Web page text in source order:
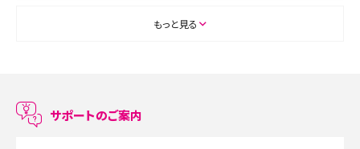
ASMRとは？初心者向けの代表ジャンルや楽しみ方を解説
LINEで友だちを削除する方法は？方法ごとの影響や復活・復元する方法も解説
もっと見る
サポートのご案内